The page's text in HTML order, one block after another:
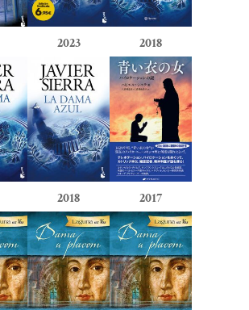
2023 2018
2018 2017